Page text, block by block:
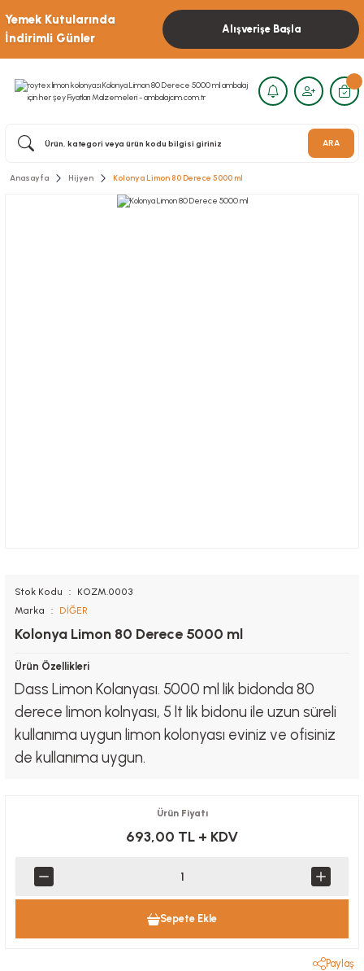
Yemek Kutularında
İndirimli Günler
Alışverişe Başla
ARA
Anasayfa Hijyen Kolonya Limon 80 Derece 5000 ml
Stok Kodu
KOZM.0003
Marka
DİĞER
Kolonya Limon 80 Derece 5000 ml
Ürün Özellikleri
Dass Limon Kolanyası. 5000 ml lik bidonda 80
derece limon kolnyası, 5 lt lik bidonu ile uzun süreli
kullanıma uygun limon kolonyası eviniz ve ofisiniz
de kullanıma uygun.
Ürün Fiyatı
693,00 TL + KDV
Sepete Ekle
Paylaş